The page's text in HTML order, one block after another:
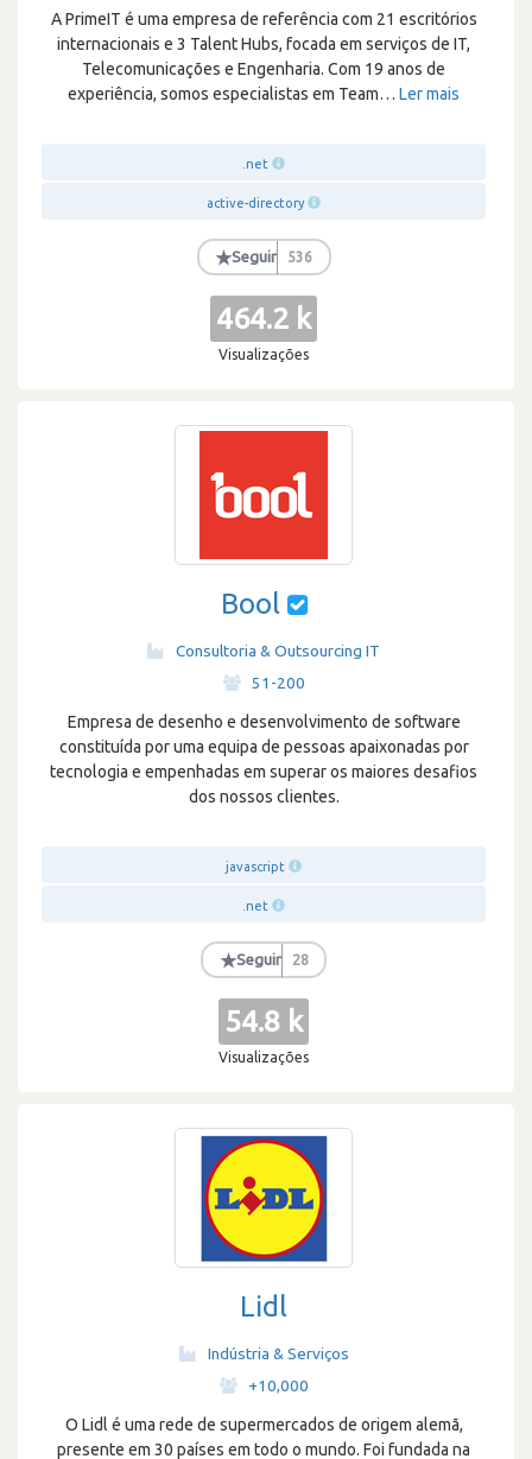
A PrimeIT é uma empresa de referência com 21 escritórios
internacionais e 3 Talent Hubs, focada em serviços de IT,
Telecomunicações e Engenharia. Com 19 anos de
experiência, somos especialistas em Team… Ler mais
.net
active-directory
★Seguir 536
464.2 k
Visualizações
Bool
Consultoria & Outsourcing IT
51-200
Empresa de desenho e desenvolvimento de software
constituída por uma equipa de pessoas apaixonadas por
tecnologia e empenhadas em superar os maiores desafios
dos nossos clientes.
javascript
.net
★Seguir 28
54.8 k
Visualizações
Lidl
Indústria & Serviços
+10,000
O Lidl é uma rede de supermercados de origem alemã,
presente em 30 países em todo o mundo. Foi fundada na